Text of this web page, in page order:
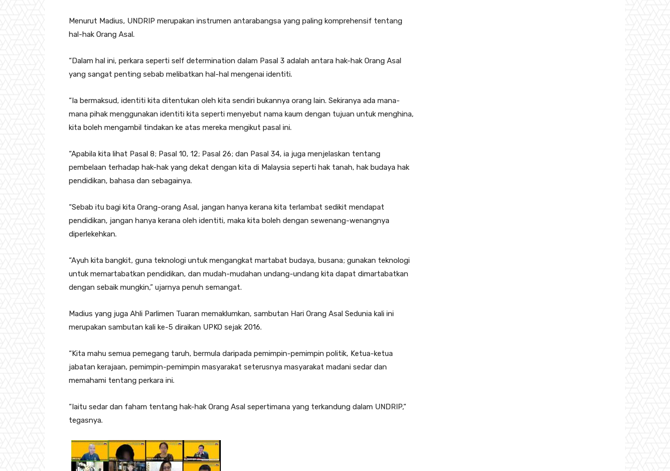
Menurut Madius, UNDRIP merupakan instrumen antarabangsa yang paling komprehensif tentang
hal-hak Orang Asal.
“Dalam hal ini, perkara seperti self determination dalam Pasal 3 adalah antara hak-hak Orang Asal
yang sangat penting sebab melibatkan hal-hal mengenai identiti.
“Ia bermaksud, identiti kita ditentukan oleh kita sendiri bukannya orang lain. Sekiranya ada mana-
mana pihak menggunakan identiti kita seperti menyebut nama kaum dengan tujuan untuk menghina,
kita boleh mengambil tindakan ke atas mereka mengikut pasal ini.
“Apabila kita lihat Pasal 8; Pasal 10, 12; Pasal 26; dan Pasal 34, ia juga menjelaskan tentang
pembelaan terhadap hak-hak yang dekat dengan kita di Malaysia seperti hak tanah, hak budaya hak
pendidikan, bahasa dan sebagainya.
“Sebab itu bagi kita Orang-orang Asal, jangan hanya kerana kita terlambat sedikit mendapat
pendidikan, jangan hanya kerana oleh identiti, maka kita boleh dengan sewenang-wenangnya
diperlekehkan.
“Ayuh kita bangkit, guna teknologi untuk mengangkat martabat budaya, busana; gunakan teknologi
untuk memartabatkan pendidikan, dan mudah-mudahan undang-undang kita dapat dimartabatkan
dengan sebaik mungkin,” ujarnya penuh semangat.
Madius yang juga Ahli Parlimen Tuaran memaklumkan, sambutan Hari Orang Asal Sedunia kali ini
merupakan sambutan kali ke-5 diraikan UPKO sejak 2016.
“Kita mahu semua pemegang taruh, bermula daripada pemimpin-pemimpin politik, Ketua-ketua
jabatan kerajaan, pemimpin-pemimpin masyarakat seterusnya masyarakat madani sedar dan
memahami tentang perkara ini.
“Iaitu sedar dan faham tentang hak-hak Orang Asal sepertimana yang terkandung dalam UNDRIP,“
tegasnya.